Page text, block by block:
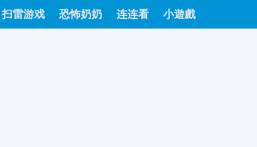
扫雷游戏 恐怖奶奶 连连看 小遊戲